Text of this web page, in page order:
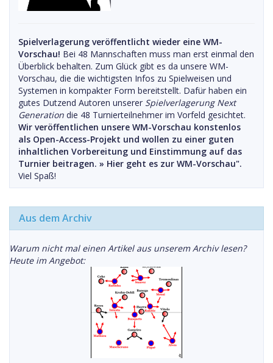
Spielverlagerung veröffentlicht wieder eine WM-
Vorschau! Bei 48 Mannschaften muss man erst einmal den
Überblick behalten. Zum Glück gibt es da unsere WM-
Vorschau, die die wichtigsten Infos zu Spielweisen und
Systemen in kompakter Form bereitstellt. Dafür haben ein
gutes Dutzend Autoren unserer Spielverlagerung Next
Generation die 48 Turnierteilnehmer im Vorfeld gesichtet.
Wir veröffentlichen unsere WM-Vorschau konstenlos
als Open-Access-Projekt und wollen zu einer guten
inhaltlichen Vorbereitung und Einstimmung auf das
Turnier beitragen. » Hier geht es zur WM-Vorschau".
Viel Spaß!
Aus dem Archiv
Warum nicht mal einen Artikel aus unserem Archiv lesen?
Heute im Angebot: